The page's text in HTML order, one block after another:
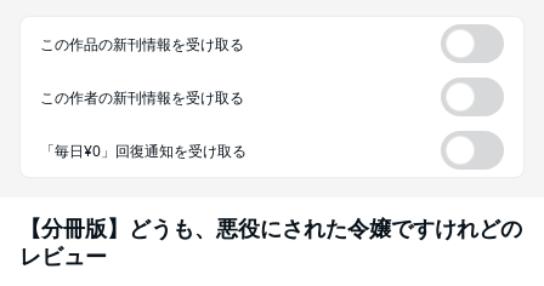
この作品の新刊情報を受け取る
この作者の新刊情報を受け取る
「毎日¥0」回復通知を受け取る
【分冊版】どうも、悪役にされた令嬢ですけれどの
レビュー